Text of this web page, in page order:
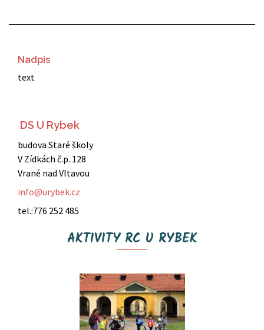
Nadpis
text
DS U Rybek
budova Staré školy
V Zídkách č.p. 128
Vrané nad Vltavou
info@urybek.cz
tel.:776 252 485
AKTIVITY RC U RYBEK